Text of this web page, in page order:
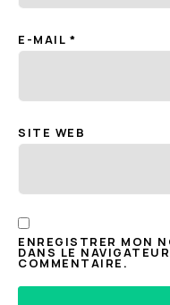
E-MAIL *
SITE WEB
ENREGISTRER MON
DANS LE
COMMENTAIRE.